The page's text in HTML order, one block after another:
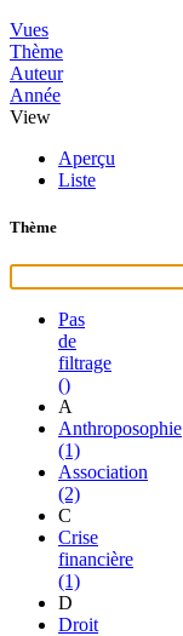
Vues
Thème
Auteur
Année
View
Aperçu
Liste
Thème
Pas
de
filtrage
()
A
Anthroposophie
(1)
Association
(2)
C
Crise
financière
(1)
D
Droit